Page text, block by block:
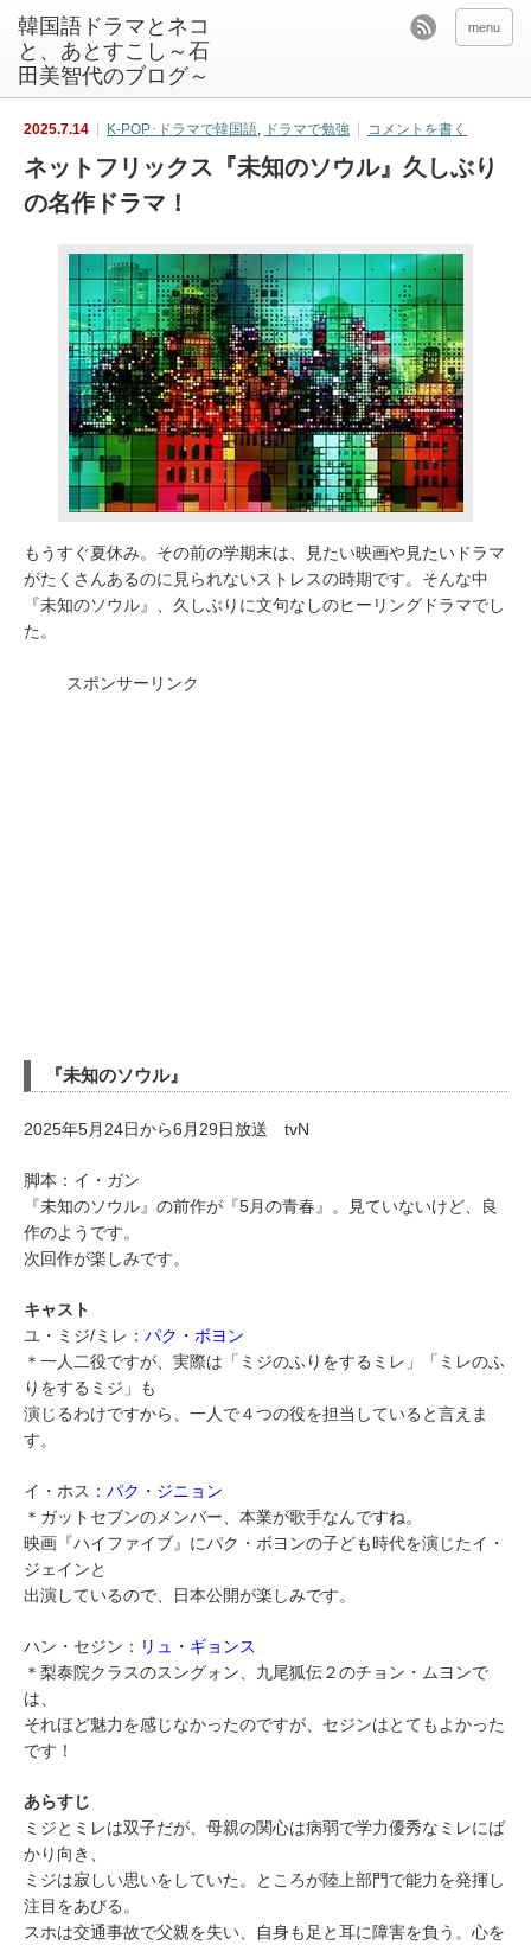
韓国語ドラマとネコ
と、あとすこし～石
田美智代のブログ～
menu
2025.7.14 K-POP･ドラマで韓国語, ドラマで勉強 コメントを書く
ネットフリックス『未知のソウル』久しぶり
の名作ドラマ！
もうすぐ夏休み。その前の学期末は、見たい映画や見たいドラマ
がたくさんあるのに見られないストレスの時期です。そんな中
『未知のソウル』、久しぶりに文句なしのヒーリングドラマでし
た。
スポンサーリンク
『未知のソウル』
2025年5月24日から6月29日放送 tvN
脚本：イ・ガン
『未知のソウル』の前作が『5月の青春』。見ていないけど、良
作のようです。
次回作が楽しみです。
キャスト
ユ・ミジ/ミレ： パク・ボヨン
＊一人二役ですが、実際は「ミジのふりをするミレ」「ミレのふ
りをするミジ」も
演じるわけですから、一人で４つの役を担当していると言えま
す。
イ・ホス： パク・ジニョン
＊ガットセブンのメンバー、本業が歌手なんですね。
映画『ハイファイブ』にパク・ボヨンの子ども時代を演じたイ・
ジェインと
出演しているので、日本公開が楽しみです。
ハン・セジン： リュ・ギョンス
＊梨泰院クラスのスングォン、九尾狐伝２のチョン・ムヨンで
は、
それほど魅力を感じなかったのですが、セジンはとてもよかった
です！
あらすじ
ミジとミレは双子だが、母親の関心は病弱で学力優秀なミレにば
かり向き、
ミジは寂しい思いをしていた。ところが陸上部門で能力を発揮し
注目をあびる。
スホは交通事故で父親を失い、自身も足と耳に障害を負う。心を